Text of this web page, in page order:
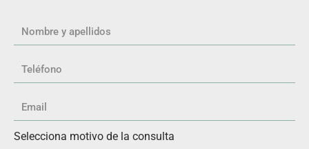
Selecciona motivo de la consulta